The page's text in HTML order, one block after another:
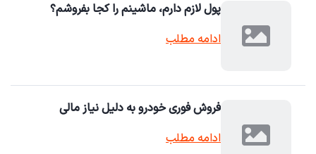
پول لازم دارم، ماشینم را کجا بفروشم؟
ادامه مطلب
فروش فوری خودرو به دلیل نیاز مالی
ادامه مطلب